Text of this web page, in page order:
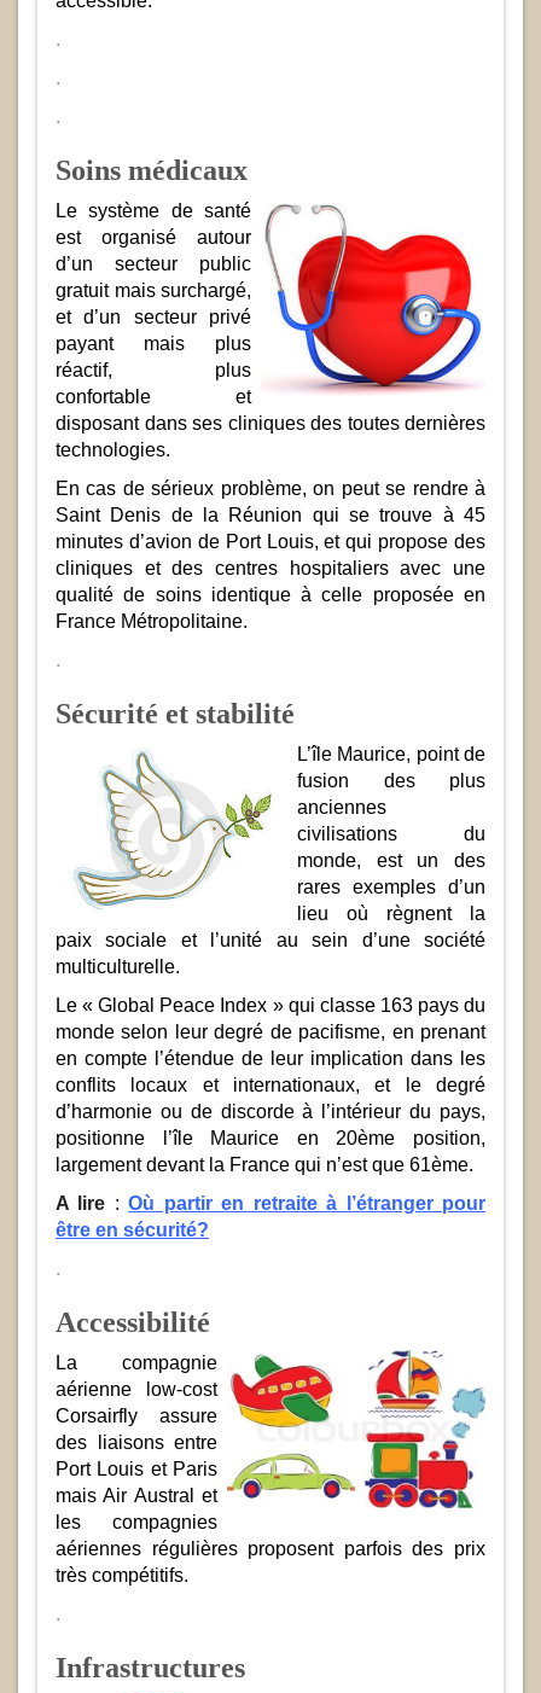
.
.
.
Soins médicaux
Le système de santé
est organisé autour
d’un secteur public
gratuit mais surchargé,
et d’un secteur privé
payant mais plus
réactif, plus
confortable et
disposant dans ses cliniques des toutes dernières
technologies.
En cas de sérieux problème, on peut se rendre à
Saint Denis de la Réunion qui se trouve à 45
minutes d’avion de Port Louis, et qui propose des
cliniques et des centres hospitaliers avec une
qualité de soins identique à celle proposée en
France Métropolitaine.
.
Sécurité et stabilité
L’île Maurice, point de
fusion des plus
anciennes
civilisations du
monde, est un des
rares exemples d’un
lieu où règnent la
paix sociale et l’unité au sein d’une société
multiculturelle.
Le « Global Peace Index » qui classe 163 pays du
monde selon leur degré de pacifisme, en prenant
en compte l’étendue de leur implication dans les
conflits locaux et internationaux, et le degré
d’harmonie ou de discorde à l’intérieur du pays,
positionne l’île Maurice en 20ème position,
largement devant la France qui n’est que 61ème.
A lire :Où partir en retraite à l’étranger pour
être en sécurité?
.
Accessibilité
La compagnie
aérienne low-cost
Corsairfly assure
des liaisons entre
Port Louis et Paris
mais Air Austral et
les compagnies
aériennes régulières proposent parfois des prix
très compétitifs.
.
Infrastructures